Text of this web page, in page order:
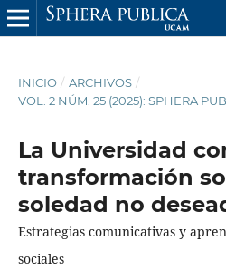
INICIO / ARCHIVOS /
VOL. 2 NÚM. 25 (2025): SPHERA
La Universidad
transformación
soledad no
Estrategias comunicativas y
sociales